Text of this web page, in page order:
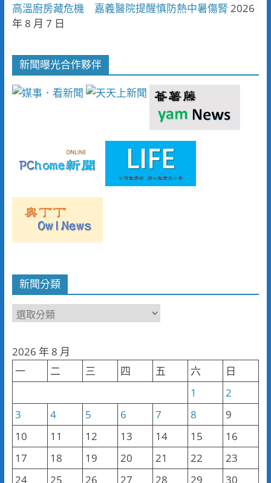
高溫廚房藏危機 嘉義醫院提醒慎防熱中暑傷腎 2026
年 8 月 7 日
新聞曝光合作夥伴
新聞分類
新
類
2026 年 8 月
一
二 三 四 五 六
日
1
2
3
4 5 6 7 8
9
10
11 12 13 14 15
16
17
18 19 20 21 22
23
24
25 26 27 28 29
30